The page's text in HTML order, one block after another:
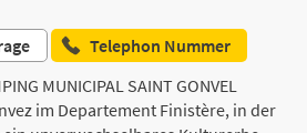
Telephon Nummer
MUNICIPAL SAINT GONVEL
im Departement Finistère, in der